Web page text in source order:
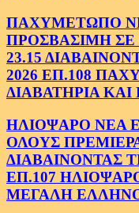
ΠΑΧΥΜΕΤΩΠΟ
ΠΡΟΣΒΑΣΙΜΗ
23.15
2026 ΕΠ.108
ΔΙΑΒΑΤΗΡΙΑ
ΗΛΙΟΨΑΡΟ ΝΕΑ
ΟΛΟΥΣ
ΔΙΑΒΑΙΝΟΝΤΑΣ
ΕΠ.107
ΜΕΓΑΛΗ